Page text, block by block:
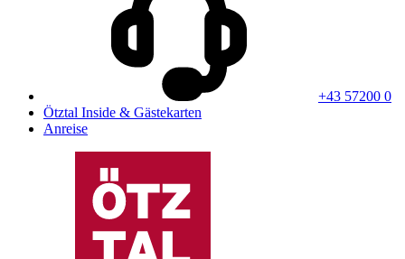
+43 57200 0
Ötztal Inside & Gästekarten
Anreise